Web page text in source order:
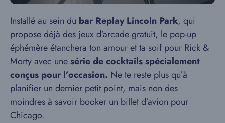
Installé au sein du bar Replay Lincoln Park, qui
propose déjà des jeux d’arcade gratuit, le pop-up
éphémère étanchera ton amour et ta soif pour Rick &
Morty avec unesérie de cocktails spécialement
conçus pour l’occasion. Ne te reste plus qu’à
planifier un dernier petit point, mais non des
moindres à savoir booker un billet d’avion pour
Chicago.